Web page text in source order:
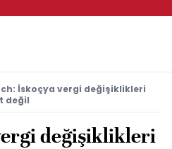
İskoçya vergi değişiklikleri
değil
değişiklikleri